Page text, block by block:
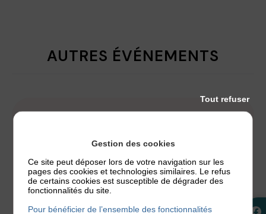
AUTRES ÉVÉNEMENTS
Gestion des cookies
Ce site peut déposer lors de votre navigation sur les
pages des cookies et technologies similaires. Le refus
de certains cookies est susceptible de dégrader des
fonctionnalités du site.
Pour bénéficier de l’ensemble des fonctionnalités
Tout refuser